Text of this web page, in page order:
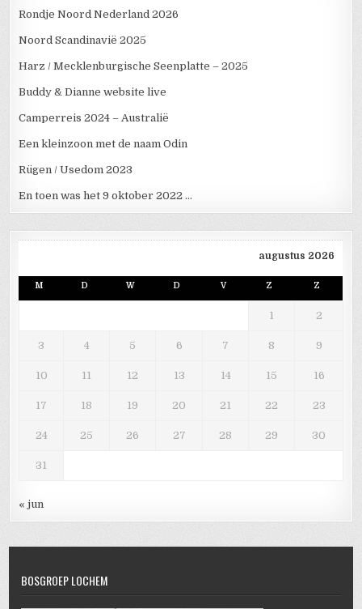
Rondje Noord Nederland 2026
Noord Scandinavië 2025
Harz / Mecklenburgische Seenplatte – 2025
Buddy & Dianne website live
Camperreis 2024 – Australië
Een kleinzoon met de naam Odin
Rügen / Usedom 2023
En toen was het 9 oktober 2022 …
augustus 2026
M D W D V Z Z
1 2
3 4 5 6 7 8 9
10 11 12 13 14 15 16
17 18 19 20 21 22 23
24 25 26 27 28 29 30
31
« jun
BOSGROEP LOCHEM